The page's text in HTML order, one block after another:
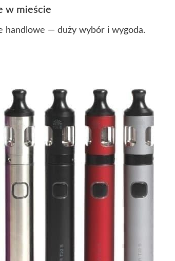
w mieście
handlowe — duży wybór i wygoda.